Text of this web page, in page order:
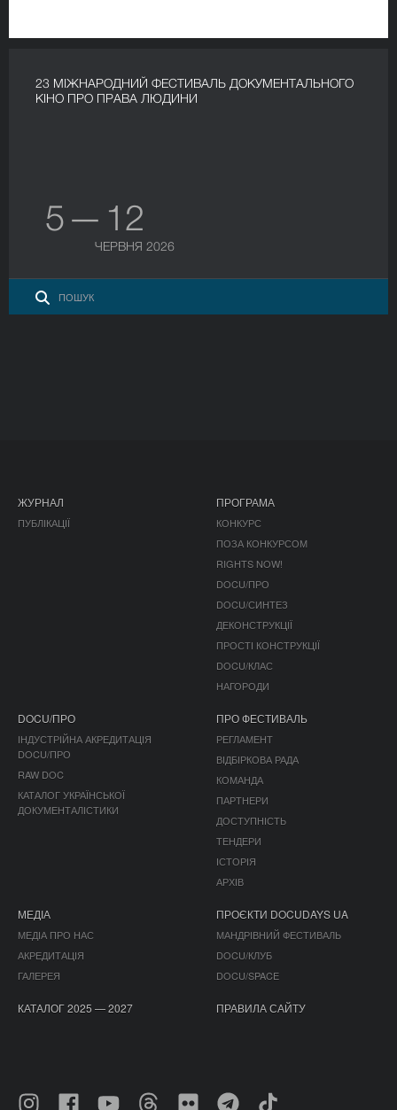
23 МІЖНАРОДНИЙ ФЕСТИВАЛЬ ДОКУМЕНТАЛЬНОГО
КІНО ПРО ПРАВА ЛЮДИНИ
5 — 12
ЧЕРВНЯ 2026
ЖУРНАЛ
ПУБЛІКАЦІЇ
ПРОГРАМА
КОНКУРС
ПОЗА КОНКУРСОМ
RIGHTS NOW!
DOCU/ПРО
DOCU/СИНТЕЗ
ДЕКОНСТРУКЦІЇ
ПРОСТІ КОНСТРУКЦІЇ
DOCU/КЛАС
НАГОРОДИ
DOCU/ПРО
ІНДУСТРІЙНА АКРЕДИТАЦІЯ
DOCU/ПРО
RAW DOC
КАТАЛОГ УКРАЇНСЬКОЇ
ДОКУМЕНТАЛІСТИКИ
ПРО ФЕСТИВАЛЬ
РЕГЛАМЕНТ
ВІДБІРКОВА РАДА
КОМАНДА
ПАРТНЕРИ
ДОСТУПНІСТЬ
ТЕНДЕРИ
ІСТОРІЯ
АРХІВ
МЕДІА
МЕДІА ПРО НАС
АКРЕДИТАЦІЯ
ГАЛЕРЕЯ
ПРОЄКТИ DOCUDAYS UA
МАНДРІВНИЙ ФЕСТИВАЛЬ
DOCU/КЛУБ
DOCU/SPACE
КАТАЛОГ 2025 — 2027 ПРАВИЛА САЙТУ